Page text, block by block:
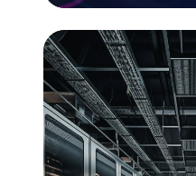
Инженерные
и
IT-
решения
для
обеспечения